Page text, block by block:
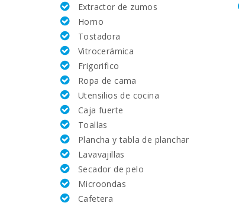
Vall d´Or Golf (km):
Equitación Son Menut (km):
Academia de tenis Rafa Nadal (km):
Hospital de Manacor (km):
Hospital Son Espases Palma de Mallorca
Mercado semanal en Porto Colom ( los
Mercado semanal en Felanitx ( los
Extractor de zumos
Horno
Tostadora
Vitrocerámica
Frigorifico
Ropa de cama
Utensilios de cocina
Caja fuerte
Toallas
Plancha y tabla de planchar
Lavavajillas
Secador de pelo
Microondas
Cafetera